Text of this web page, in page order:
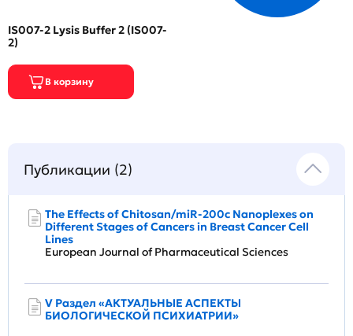
IS007-2 Lysis Buffer 2 (IS007-
2)
Публикации (2)
The Effects of Chitosan/miR-200c Nanoplexes on
Different Stages of Cancers in Breast Cancer Cell
Lines
European Journal of Pharmaceutical Sciences
V Раздел «АКТУАЛЬНЫЕ АСПЕКТЫ
БИОЛОГИЧЕСКОЙ ПСИХИАТРИИ»